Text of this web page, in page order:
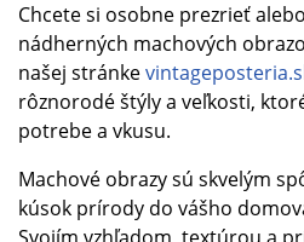
Chcete si osobne prezrieť
nádherných machových
našej stránke
rôznorodé štýly a veľkosti,
potrebe a vkusu.
Machové obrazy sú skvelým
kúsok prírody do vášho